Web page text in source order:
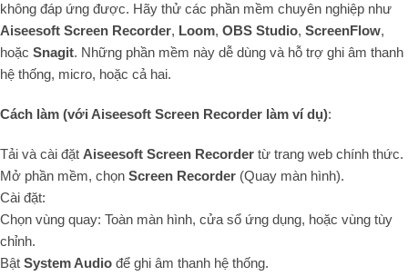
không đáp ứng được. Hãy thử các phần mềm chuyên nghiệp như
Aiseesoft Screen Recorder, Loom, OBS Studio, ScreenFlow,
hoặc Snagit. Những phần mềm này dễ dùng và hỗ trợ ghi âm thanh
hệ thống, micro, hoặc cả hai.
Cách làm (với Aiseesoft Screen Recorder làm ví dụ):
Tải và cài đặt Aiseesoft Screen Recorder từ trang web chính thức.
Mở phần mềm, chọn Screen Recorder (Quay màn hình).
Cài đặt:
Chọn vùng quay: Toàn màn hình, cửa sổ ứng dụng, hoặc vùng tùy
chỉnh.
Bật System Audio để ghi âm thanh hệ thống.